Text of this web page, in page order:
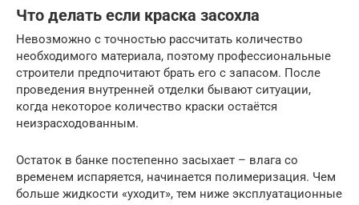
Что делать если краска засохла
Невозможно с точностью рассчитать количество
необходимого материала, поэтому профессиональные
строители предпочитают брать его с запасом. После
проведения внутренней отделки бывают ситуации,
когда некоторое количество краски остаётся
неизрасходованным.
Остаток в банке постепенно засыхает – влага со
временем испаряется, начинается полимеризация. Чем
больше жидкости «уходит», тем ниже эксплуатационные